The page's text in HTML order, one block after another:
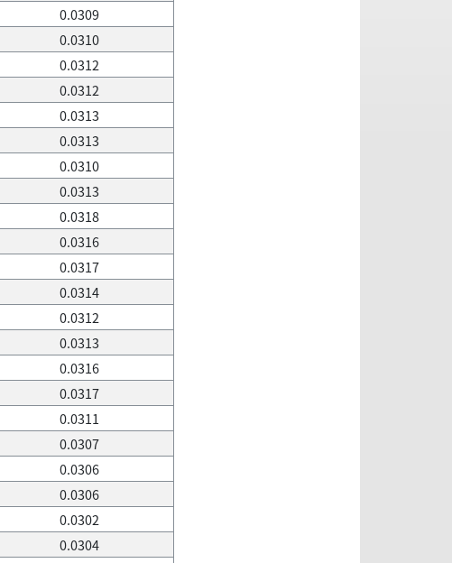
0.0309
0.0310
0.0312
0.0312
0.0313
0.0313
0.0310
0.0313
0.0318
0.0316
0.0317
0.0314
0.0312
0.0313
0.0316
0.0317
0.0311
0.0307
0.0306
0.0306
0.0302
0.0304